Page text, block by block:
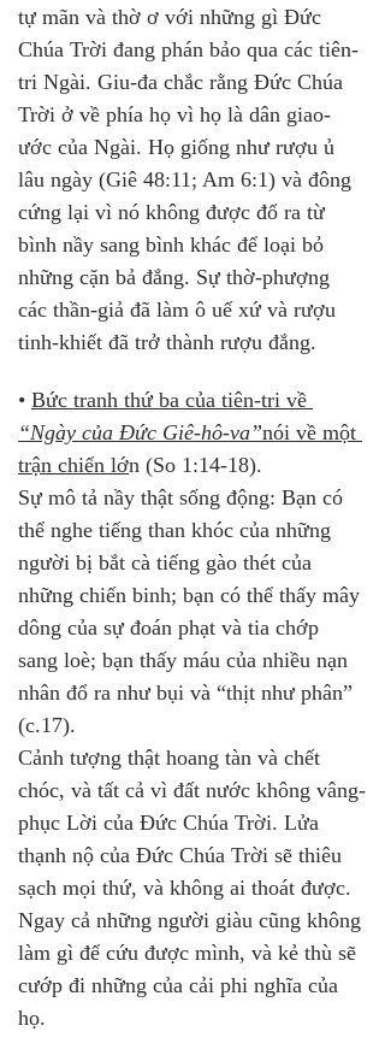
tự mãn và thờ ơ với những gì Đức
Chúa Trời đang phán bảo qua các tiên-
tri Ngài. Giu-đa chắc rằng Đức Chúa
Trời ở về phía họ vì họ là dân giao-
ước của Ngài. Họ giống như rượu ủ
lâu ngày (Giê 48:11; Am 6:1) và đông
cứng lại vì nó không được đổ ra từ
bình nầy sang bình khác để loại bỏ
những cặn bả đắng. Sự thờ-phượng
các thần-giả đã làm ô uế xứ và rượu
tinh-khiết đã trở thành rượu đắng.
• Bức tranh thứ ba của tiên-tri về
“Ngày của Đức Giê-hô-va”nói về một
trận chiến lớn (So 1:14-18).
Sự mô tả nầy thật sống động: Bạn có
thể nghe tiếng than khóc của những
người bị bắt cà tiếng gào thét của
những chiến binh; bạn có thể thấy mây
dông của sự đoán phạt và tia chớp
sang loè; bạn thấy máu của nhiều nạn
nhân đổ ra như bụi và “thịt như phân”
(c.17).
Cảnh tượng thật hoang tàn và chết
chóc, và tất cả vì đất nước không vâng-
phục Lời của Đức Chúa Trời. Lửa
thạnh nộ của Đức Chúa Trời sẽ thiêu
sạch mọi thứ, và không ai thoát được.
Ngay cả những người giàu cũng không
làm gì để cứu được mình, và kẻ thù sẽ
cướp đi những của cải phi nghĩa của
họ.